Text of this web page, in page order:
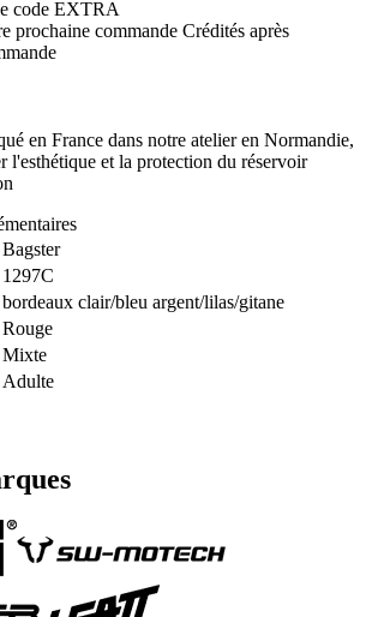
code EXTRA
prochaine commande Crédités après
en France dans notre atelier en Normandie,
l'esthétique et la protection du réservoir
Bagster
1297C
bordeaux clair/bleu argent/lilas/gitane
Rouge
Mixte
Adulte